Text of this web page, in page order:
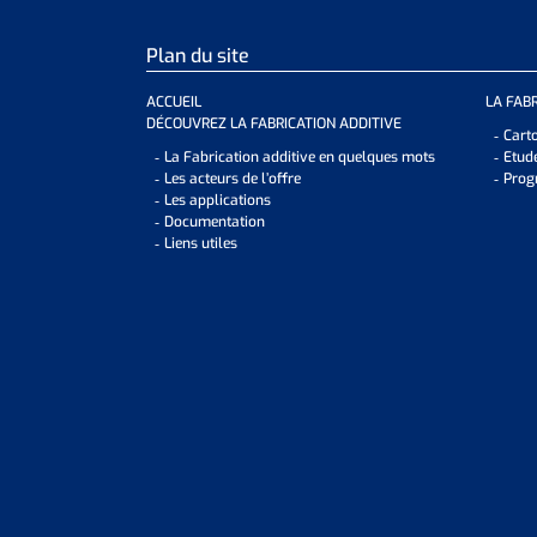
Plan du site
ACCUEIL
DÉCOUVREZ LA FABRICATION ADDITIVE
La Fabrication additive en quelques mots
Les acteurs de l’offre
Les applications
Documentation
Liens utiles
LA